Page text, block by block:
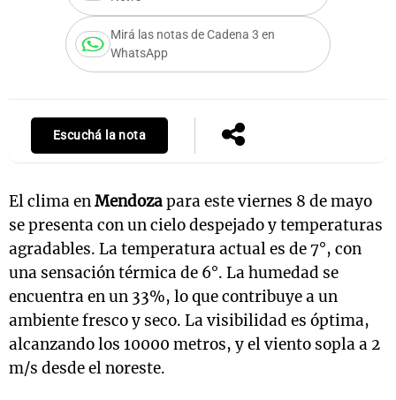
Mirá las notas de Cadena 3 en
WhatsApp
Escuchá la nota
El clima enMendozapara este viernes 8 de mayo
se presenta con un cielo despejado y temperaturas
agradables. La temperatura actual es de 7°, con
una sensación térmica de 6°. La humedad se
encuentra en un 33%, lo que contribuye a un
ambiente fresco y seco. La visibilidad es óptima,
alcanzando los 10000 metros, y el viento sopla a 2
m/s desde el noreste.